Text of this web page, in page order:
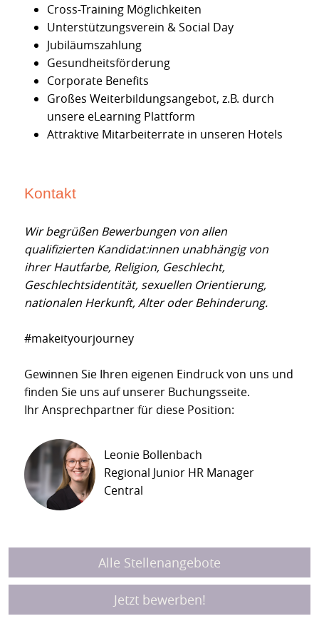
Cross-Training Möglichkeiten
Unterstützungsverein & Social Day
Jubiläumszahlung
Gesundheitsförderung
Corporate Benefits
Großes Weiterbildungsangebot, z.B. durch
unsere eLearning Plattform
Attraktive Mitarbeiterrate in unseren Hotels
Kontakt
Wir begrüßen Bewerbungen von allen
qualifizierten Kandidat:innen unabhängig von
ihrer Hautfarbe, Religion, Geschlecht,
Geschlechtsidentität, sexuellen Orientierung,
nationalen Herkunft, Alter oder Behinderung.
#makeityourjourney
Gewinnen Sie Ihren eigenen Eindruck von uns und
finden Sie uns auf unserer Buchungsseite.
Ihr Ansprechpartner für diese Position:
Leonie Bollenbach
Regional Junior HR Manager
Central
Alle Stellenangebote
Jetzt bewerben!